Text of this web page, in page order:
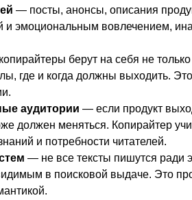
— посты, анонсы, описания
эмоциональным вовлечением,
берут на себя не только
где и когда должны выходить.
аудитории — если продукт
должен меняться. Копирайтер
и потребности читателей.
— не все тексты пишутся ради
в поисковой выдаче. Это